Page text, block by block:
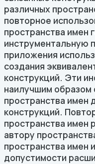
различных
повторное
пространства имен
инструментальную
приложения
создания
конструкций. Эти
наилучшим
пространства имен
конструкций.
пространства имен
автору
пространства имен
допустимости